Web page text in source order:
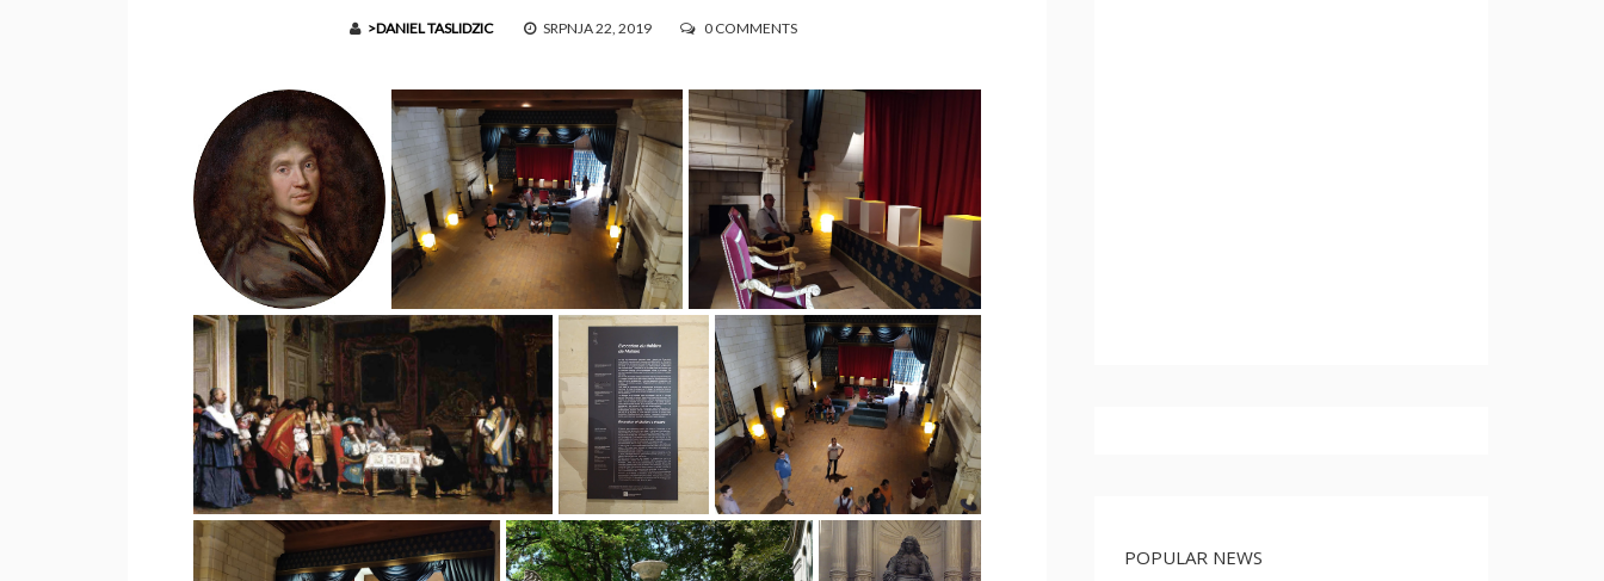
>DANIEL TASLIDZIC SRPNJA 22, 2019 0 COMMENTS
POPULAR NEWS